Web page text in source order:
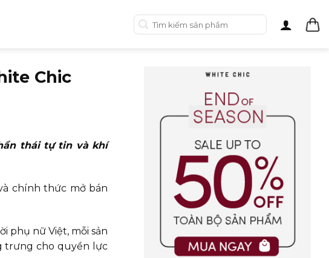
Tìm
kiếm:
Chic
thái tự tin và khí
chính thức mở bán
phụ nữ Việt, mỗi sản
trưng cho quyền lực